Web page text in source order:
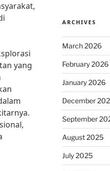
yang
ARCHIVES
March 2026
February 2026
January 2026
December
September
August 2025
July 2025